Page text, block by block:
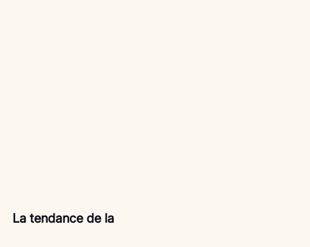
La tendance de la